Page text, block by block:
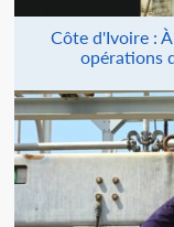
Côte d'Ivoire :
opérations